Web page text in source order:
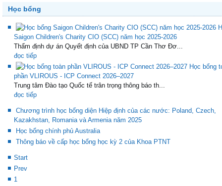
Học bổng
Saigon Children's Charity CIO (SCC) năm học 2025-2026
Thẩm định dự án Quyết định của UBND TP Cần Thơ Đơ...
đọc tiếp
Học bổng
phần VLIROUS - ICP Connect 2026–2027
Trung tâm Đào tạo Quốc tế trân trọng thông báo th...
đọc tiếp
Chương trình học bổng diện Hiệp định của các nước: Poland, Czech,
Kazakhstan, Romania và Armenia năm 2025
Học bổng chính phủ Australia
Thông báo về cấp học bổng học kỳ 2 của Khoa PTNT
Start
Prev
1